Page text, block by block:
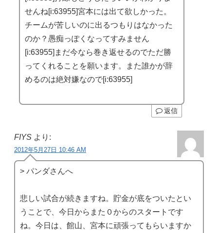
せんね[i:63955]宮本には出て欲しかった。
チームが苦しいのに出るつもりはなかった
のか？愚痴っぽくなってすみません
[i:63955]まだ今なら巻き返せるのでただ勝
ってくれることを願います。また誰かが辞
めるのは絶対嫌なので[i:63955]
返信
FIYS より:
2012年5月27日 10:46 AM
> パンダさんへ
悲しい試合が続きますね。貯金が底をついたとい
うことで、今日からまた０からのスタートです
ね。今日は、館山、宮本に頑張ってもらいますか